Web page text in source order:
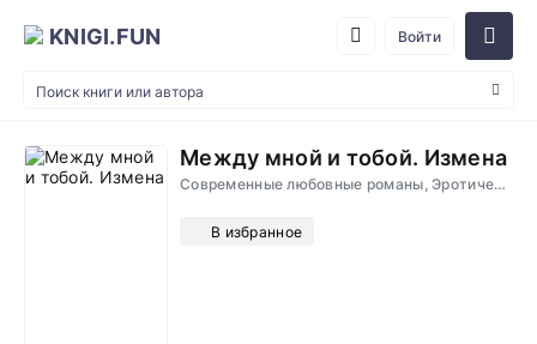
KNIGI.FUN Войти
Между мной и тобой. Измена
Современные любовные романы, Эротические, Проза
В избранное